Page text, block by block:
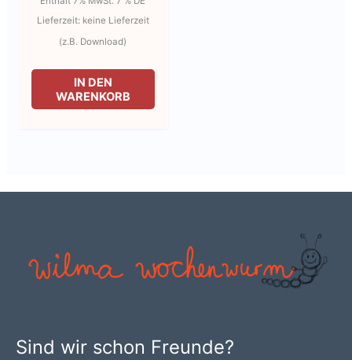
Lieferzeit: keine Lieferzeit
(z.B. Download)
IN DEN
WARENKORB
Sind wir schon Freunde?